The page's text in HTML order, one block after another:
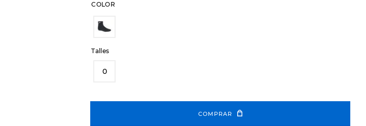
COLOR
Talles
0
COMPRAR